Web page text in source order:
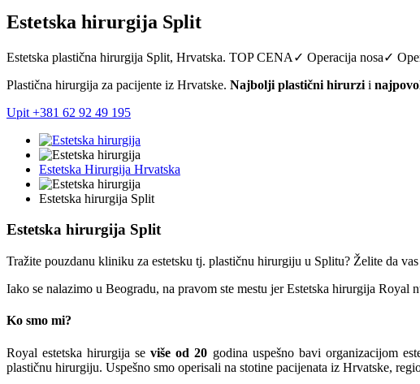
Estetska hirurgija Split
Estetska plastična hirurgija Split, Hrvatska. TOP CENA✓ Operacija nosa✓
Plastična hirurgija za pacijente iz Hrvatske. Najbolji plastični hirurzi i
Upit +381 62 92 49 195
Estetska Hirurgija Hrvatska
Estetska hirurgija Split
Estetska hirurgija Split
Tražite pouzdanu kliniku za estetsku tj. plastičnu hirurgiju u Splitu? Želite da
Iako se nalazimo u Beogradu, na pravom ste mestu jer Estetska hirurgija Royal
Ko smo mi?
Royal estetska hirurgija seviše od 20 godina uspešno bavi organizacijom
plastičnu hirurgiju. Uspešno smo operisali na stotine pacijenata iz Hrvatske,